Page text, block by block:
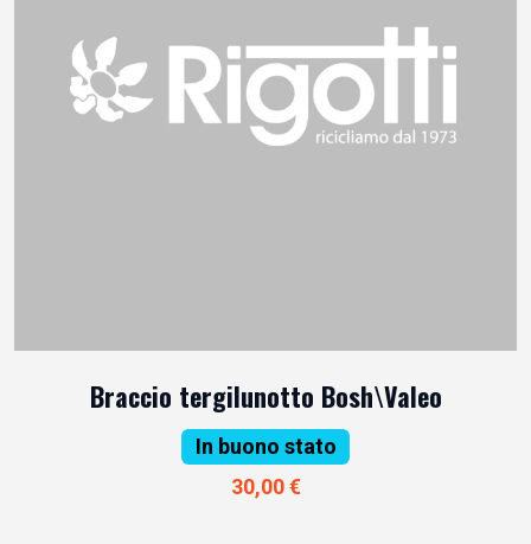
Braccio tergilunotto Bosh\Valeo
In buono stato
30,00 €